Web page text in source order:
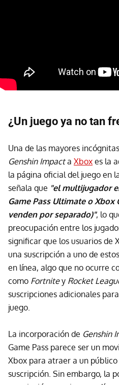
¿Un juego ya no tan
Una de las mayores
Genshin Impacta Xbox es la
la página oficial del juego en
señala que "el multijugador
Game Pass Ultimate o Xbox
venden por separado)", lo
preocupación entre los
significar que los usuarios de
una suscripción a uno de
en línea, algo que no ocurre
como Fortnitey Rocket
suscripciones adicionales
juego.
La incorporación de Genshin
Game Pass parece ser un
Xbox para atraer a un
suscripción. Sin embargo, la